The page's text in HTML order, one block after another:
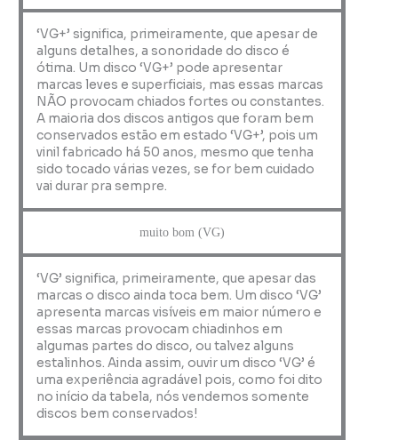
‘VG+’ significa, primeiramente, que apesar de
alguns detalhes, a sonoridade do disco é
ótima. Um disco ‘VG+’ pode apresentar
marcas leves e superficiais, mas essas marcas
NÃO provocam chiados fortes ou constantes.
A maioria dos discos antigos que foram bem
conservados estão em estado ‘VG+’, pois um
vinil fabricado há 50 anos, mesmo que tenha
sido tocado várias vezes, se for bem cuidado
vai durar pra sempre.
muito bom (VG)
‘VG’ significa, primeiramente, que apesar das
marcas o disco ainda toca bem. Um disco ‘VG’
apresenta marcas visíveis em maior número e
essas marcas provocam chiadinhos em
algumas partes do disco, ou talvez alguns
estalinhos. Ainda assim, ouvir um disco ‘VG’ é
uma experiência agradável pois, como foi dito
no início da tabela, nós vendemos somente
discos bem conservados!